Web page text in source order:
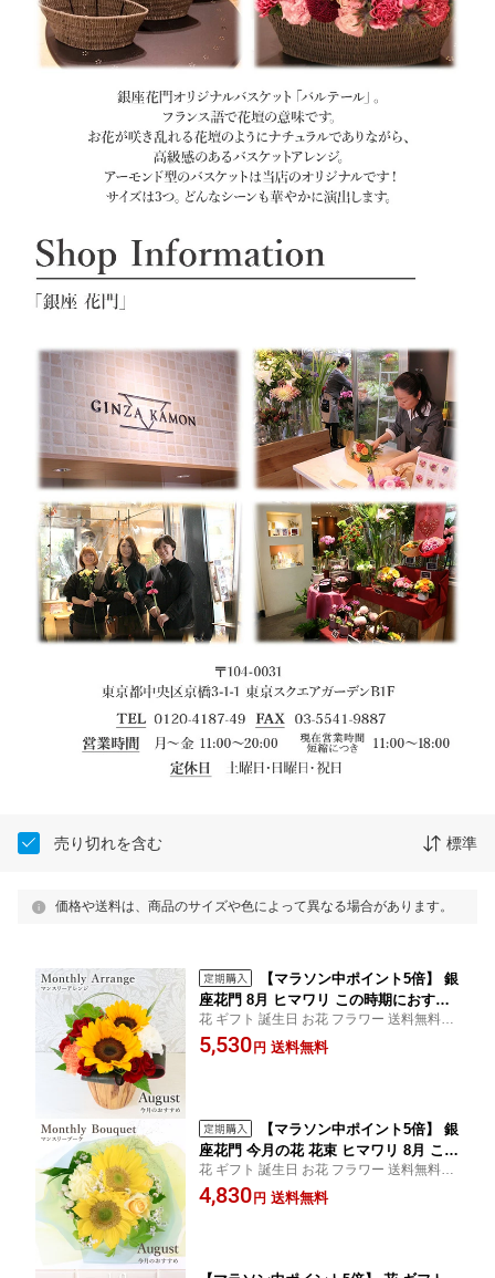
売り切れを含む 標準
価格や送料は、商品のサイズや色によって異なる場合があります。
【マラソン中ポイント5倍】 銀
座花門 8月 ヒマワリ この時期におすす
め 花 お花 ギフト 誕生日 記念日 結婚記
念日 アレンジメント プレゼント フラワ
花 ギフト 誕生日 お花 フラワー 送料無料 あ
す楽 フラワーアレンジメント アレンジメン
トフラワー フラワーギフト 開店祝い お見
5,530 円 送料無料
【マラソン中ポイント5倍】 銀
座花門 今月の花 花束 ヒマワリ 8月 この
時期におすすめ 花 お花 ギフト 誕生日
記念日 結婚記念日 プレゼント あす楽
花 ギフト 誕生日 お花 フラワー 送料無料 あ
す楽 ブーケ 花束 フラワーギフト 開店祝い
お見舞い 記念日 プレゼント お祝い 結婚祝
4,830 円 送料無料